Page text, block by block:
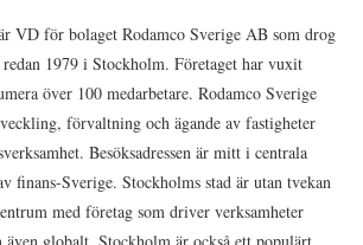
VD för bolaget Rodamco Sverige AB som drog
1979 i Stockholm. Företaget har vuxit
över 100 medarbetare. Rodamco Sverige
förvaltning och ägande av fastigheter
Besöksadressen är mitt i centrala
finans-Sverige. Stockholms stad är utan tvekan
med företag som driver verksamheter
även globalt. Stockholm är också ett populärt